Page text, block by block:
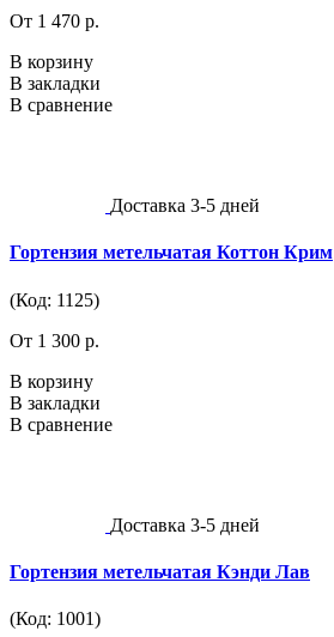
От 1 470 р.
В корзину
В закладки
В сравнение
Доставка 3-5 дней
Гортензия метельчатая Коттон Крим
(Код: 1125)
От 1 300 р.
В корзину
В закладки
В сравнение
Доставка 3-5 дней
Гортензия метельчатая Кэнди Лав
(Код: 1001)